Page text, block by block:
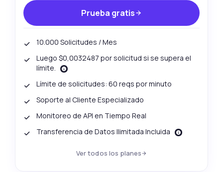
Prueba gratis
10.000 Solicitudes / Mes
Luego $0,0032487 por solicitud si se supera el
límite.
Límite de solicitudes: 60 reqs por minuto
Soporte al Cliente Especializado
Monitoreo de API en Tiempo Real
Transferencia de Datos Ilimitada Incluida
Ver todos los planes